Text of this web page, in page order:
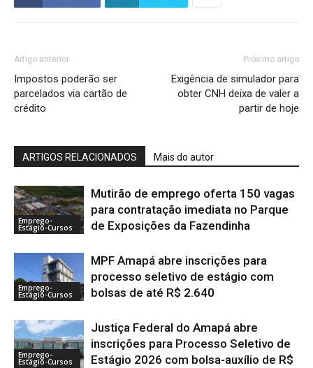
Artigo anterior
Impostos poderão ser
parcelados via cartão de
crédito
Próximo artigo
Exigência de simulador para
obter CNH deixa de valer a
partir de hoje
ARTIGOS RELACIONADOS Mais do autor
Emprego-
Estágio-Cursos
Mutirão de emprego oferta 150 vagas
para contratação imediata no Parque
de Exposições da Fazendinha
Emprego-
Estágio-Cursos
MPF Amapá abre inscrições para
processo seletivo de estágio com
bolsas de até R$ 2.640
Emprego-
Estágio-Cursos
Justiça Federal do Amapá abre
inscrições para Processo Seletivo de
Estágio 2026 com bolsa-auxílio de R$